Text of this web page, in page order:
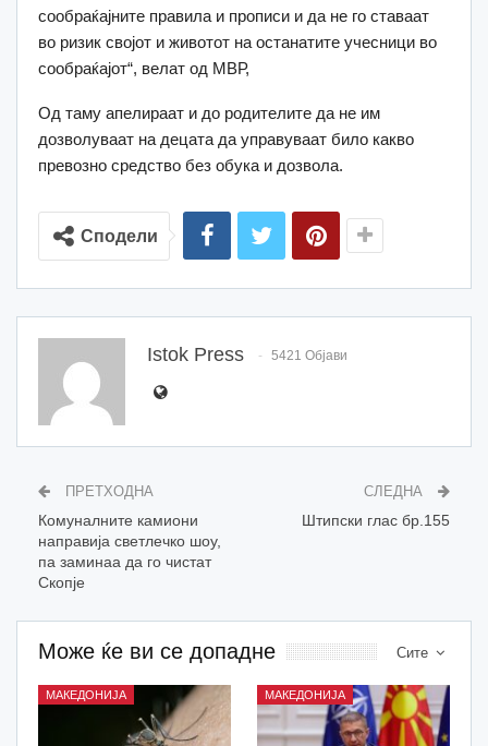
сообраќајните правила и прописи и да не го ставаат
во ризик својот и животот на останатите учесници во
сообраќајот“, велат од МВР,
Од таму апелираат и до родителите да не им
дозволуваат на децата да управуваат било какво
превозно средство без обука и дозвола.
Сподели
Istok Press 5421 Објави
ПРЕТХОДНА
Комуналните камиони
направија светлечко шоу,
па заминаа да го чистат
Скопје
СЛЕДНА
Штипски глас бр.155
Сите
Може ќе ви се допадне
МАКЕДОНИЈА МАКЕДОНИЈА